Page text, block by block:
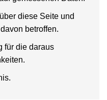
diese Seite und
betroffen.
für die daraus